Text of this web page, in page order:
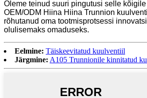
Oleme teinud suuri pingutusi selle
OEM/ODM Hiina Hiina Trunnion
rõhutanud oma tootmisprotsessi
olulisemaks omaduseks.
Eelmine: Täiskeevitatud kuulventiil
Järgmine: A105 Trunnionile kinnitatud